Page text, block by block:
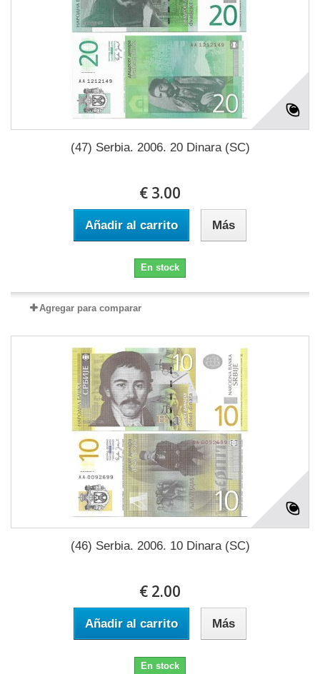
(47) Serbia. 2006. 20 Dinara (SC)
€ 3.00
Añadir al carrito Más
En stock
Agregar para comparar
(46) Serbia. 2006. 10 Dinara (SC)
€ 2.00
Añadir al carrito Más
En stock